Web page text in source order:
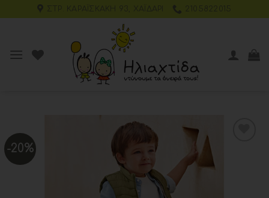
-20%